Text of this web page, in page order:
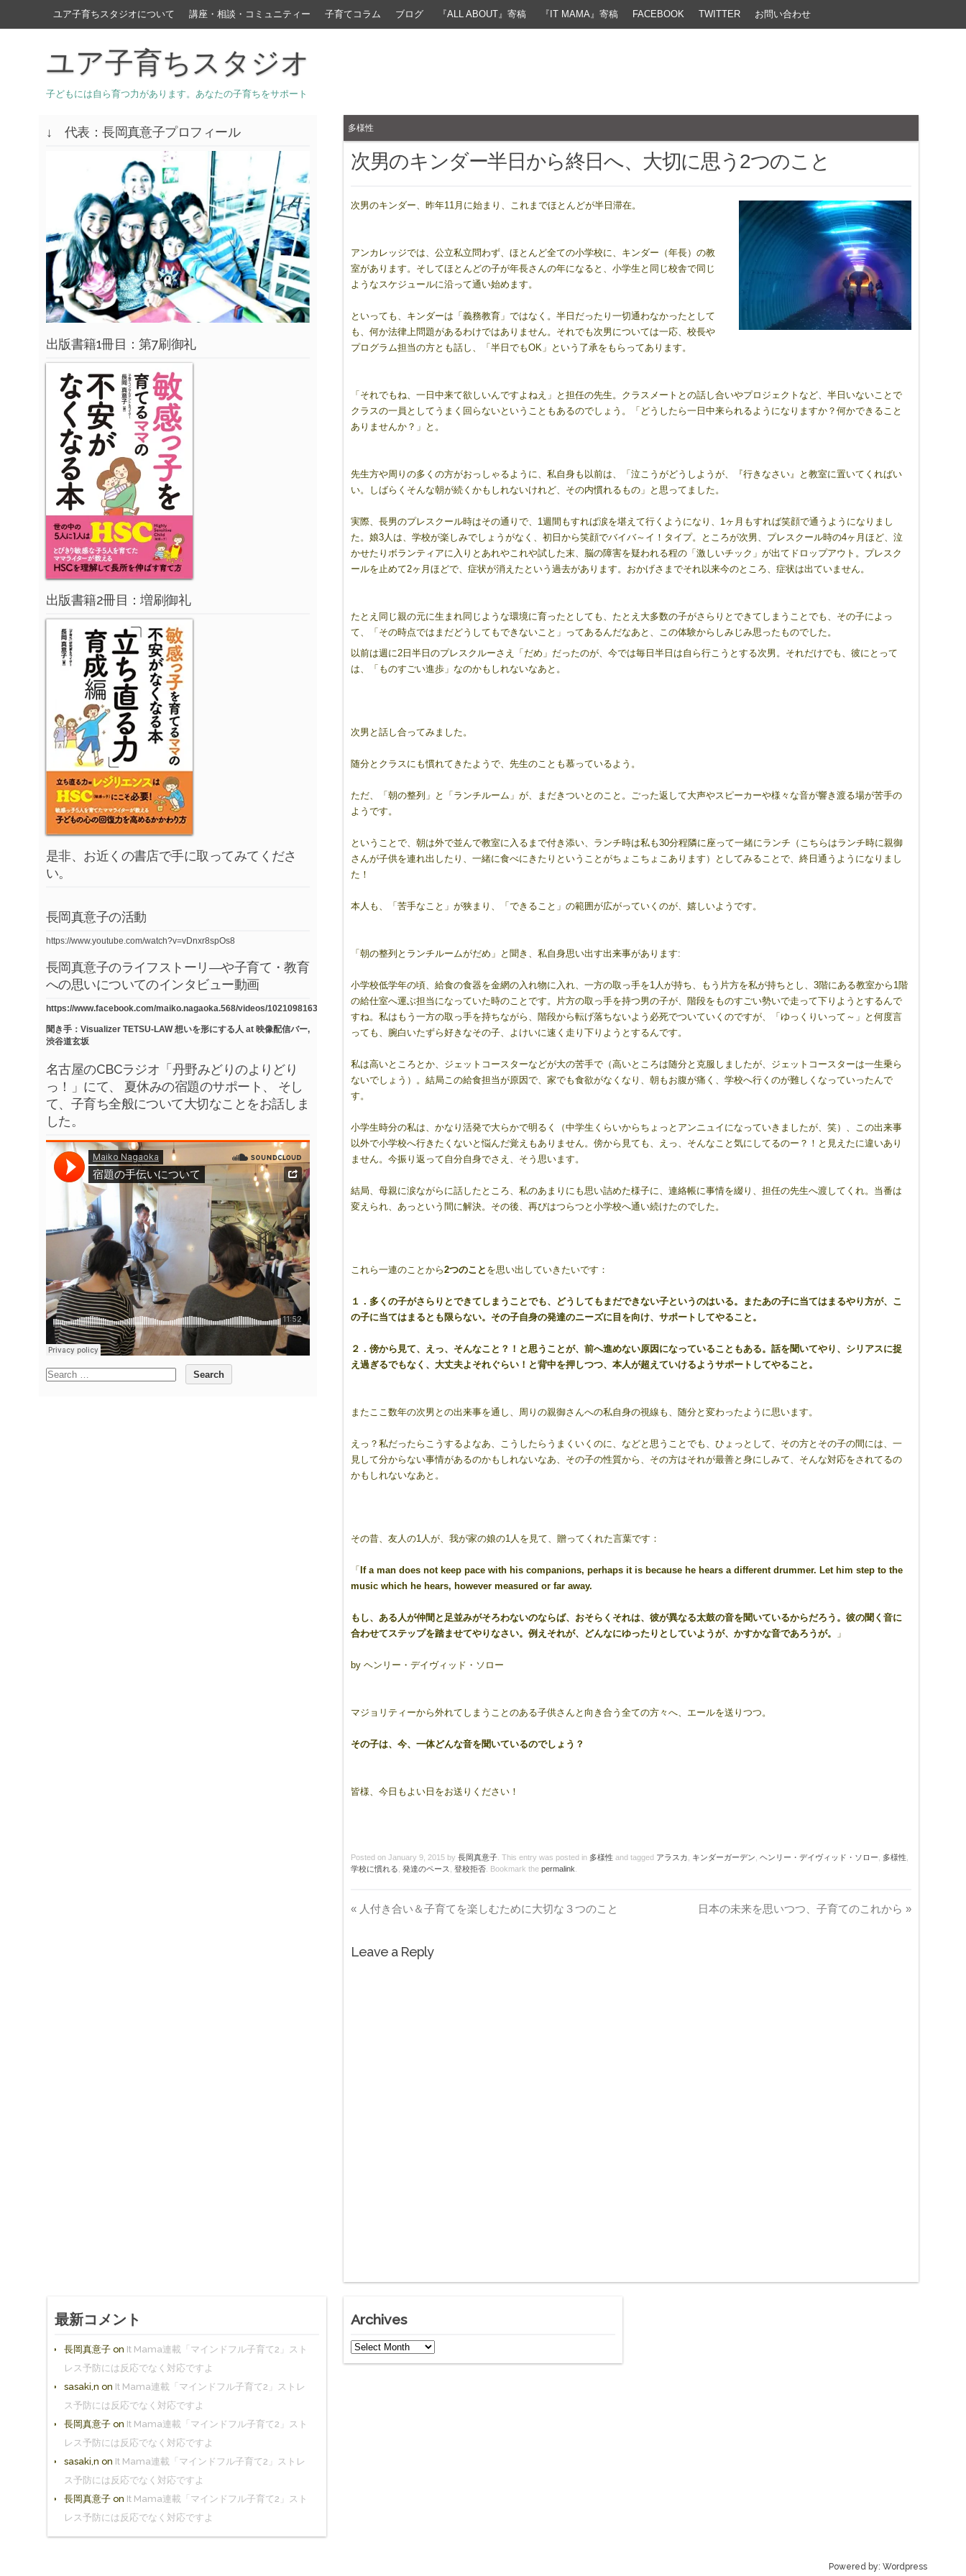
ユア子育ちスタジオについて 講座・相談・コミュニティー 子育てコラム ブログ 『ALL ABOUT』寄稿 『IT MAMA』寄稿 FACEBOOK TWITTER お問い合わせ
ユア子育ちスタジオ
子どもには自ら育つ力があります。あなたの子育ちをサポート
多様性
次男のキンダー半日から終日へ、大切に思う2つのこと
次男のキンダー、昨年11月に始まり、これまでほとんどが半日滞在。
アンカレッジでは、公立私立問わず、ほとんど全ての小学校に、キンダー（年長）の教
室があります。そしてほとんどの子が年長さんの年になると、小学生と同じ校舎で同じ
ようなスケジュールに沿って通い始めます。
といっても、キンダーは「義務教育」ではなく。半日だったり一切通わなかったとして
も、何か法律上問題があるわけではありません。それでも次男については一応、校長や
プログラム担当の方とも話し、「半日でもOK」という了承をもらってあります。
「それでもね、一日中来て欲しいんですよねえ」と担任の先生。クラスメートとの話し合いやプロジェクトなど、半日いないことで
クラスの一員としてうまく回らないということもあるのでしょう。「どうしたら一日中来られるようになりますか？何かできること
ありませんか？」と。
先生方や周りの多くの方がおっしゃるように、私自身も以前は、「泣こうがどうしようが、『行きなさい』と教室に置いてくればい
い。しばらくそんな朝が続くかもしれないけれど、その内慣れるもの」と思ってました。
実際、長男のプレスクール時はその通りで、1週間もすれば涙を堪えて行くようになり、1ヶ月もすれば笑顔で通うようになりまし
た。娘3人は、学校が楽しみでしょうがなく、初日から笑顔でバイバ～イ！タイプ。ところが次男、プレスクール時の4ヶ月ほど、泣
かせたりボランティアに入りとあれやこれや試した末、脳の障害を疑われる程の「激しいチック」が出てドロップアウト。プレスク
ールを止めて2ヶ月ほどで、症状が消えたという過去があります。おかげさまでそれ以来今のところ、症状は出ていません。
たとえ同じ親の元に生まれ同じような環境に育ったとしても、たとえ大多数の子がさらりとできてしまうことでも、その子によっ
て、「その時点ではまだどうしてもできないこと」ってあるんだなあと、この体験からしみじみ思ったものでした。
以前は週に2日半日のプレスクルーさえ「だめ」だったのが、今では毎日半日は自ら行こうとする次男。それだけでも、彼にとって
は、「ものすごい進歩」なのかもしれないなあと。
次男と話し合ってみました。
随分とクラスにも慣れてきたようで、先生のことも慕っているよう。
ただ、「朝の整列」と「ランチルーム」が、まだきついとのこと。ごった返して大声やスピーカーや様々な音が響き渡る場が苦手の
ようです。
ということで、朝は外で並んで教室に入るまで付き添い、ランチ時は私も30分程隣に座って一緒にランチ（こちらはランチ時に親御
さんが子供を連れ出したり、一緒に食べにきたりということがちょこちょこあります）としてみることで、終日通うようになりまし
た！
本人も、「苦手なこと」が狭まり、「できること」の範囲が広がっていくのが、嬉しいようです。
「朝の整列とランチルームがだめ」と聞き、私自身思い出す出来事があります:
小学校低学年の頃、給食の食器を金網の入れ物に入れ、一方の取っ手を1人が持ち、もう片方を私が持ちとし、3階にある教室から1階
の給仕室へ運ぶ担当になっていた時のことです。片方の取っ手を持つ男の子が、階段をものすごい勢いで走って下りようとするんで
すね。私はもう一方の取っ手を持ちながら、階段から転げ落ちないよう必死でついていくのですが、「ゆっくりいって～」と何度言
っても、腕白いたずら好きなその子、よけいに速く走り下りようとするんです。
私は高いところとか、ジェットコースターなどが大の苦手で（高いところは随分と克服しましたが、ジェットコースターは一生乗ら
ないでしょう）。結局この給食担当が原因で、家でも食欲がなくなり、朝もお腹が痛く、学校へ行くのが難しくなっていったんで
す。
小学生時分の私は、かなり活発で大らかで明るく（中学生くらいからちょっとアンニュイになっていきましたが、笑）、この出来事
以外で小学校へ行きたくないと悩んだ覚えもありません。傍から見ても、えっ、そんなこと気にしてるのー？！と見えたに違いあり
ません。今振り返って自分自身でさえ、そう思います。
結局、母親に涙ながらに話したところ、私のあまりにも思い詰めた様子に、連絡帳に事情を綴り、担任の先生へ渡してくれ。当番は
変えられ、あっという間に解決。その後、再びはつらつと小学校へ通い続けたのでした。
これら一連のことから2つのこと を思い出していきたいです：
１．多くの子がさらりとできてしまうことでも、どうしてもまだできない子というのはいる。またあの子に当てはまるやり方が、こ
の子に当てはまるとも限らない。その子自身の発達のニーズに目を向け、サポートしてやること。
２．傍から見て、えっ、そんなこと？！と思うことが、前へ進めない原因になっていることもある。話を聞いてやり、シリアスに捉
え過ぎるでもなく、大丈夫よそれぐらい！と背中を押しつつ、本人が超えていけるようサポートしてやること。
またここ数年の次男との出来事を通し、周りの親御さんへの私自身の視線も、随分と変わったように思います。
えっ？私だったらこうするよなあ、こうしたらうまくいくのに、などと思うことでも、ひょっとして、その方とその子の間には、一
見して分からない事情があるのかもしれないなあ、その子の性質から、その方はそれが最善と身にしみて、そんな対応をされてるの
かもしれないなあと。
その昔、友人の1人が、我が家の娘の1人を見て、贈ってくれた言葉です：
「If a man does not keep pace with his companions, perhaps it is because he hears a different drummer. Let him step to the
music which he hears, however measured or far away.
もし、ある人が仲間と足並みがそろわないのならば、おそらくそれは、彼が異なる太鼓の音を聞いているからだろう。彼の聞く音に
合わせてステップを踏ませてやりなさい。例えそれが、どんなにゆったりとしていようが、かすかな音であろうが。
」
by ヘンリー・デイヴィッド・ソロー
マジョリティーから外れてしまうことのある子供さんと向き合う全ての方々へ、エールを送りつつ。
その子は、今、一体どんな音を聞いているのでしょう？
皆様、今日もよい日をお送りください！
Posted on January 9, 2015 by 長岡真意子 . This entry was posted in 多様性 and tagged アラスカ キンダーガーデン ,ヘンリー・デイヴィッド・ソロー 多様性
学校に慣れる ,発達のペース ,登校拒否 . Bookmark thepermalink
« 人付き合い＆子育てを楽しむために大切な３つのこと 日本の未来を思いつつ、子育てのこれから »
Leave a Reply
↓ 代表：長岡真意子プロフィール
出版書籍1冊目：第7刷御礼
出版書籍2冊目：増刷御礼
是非、お近くの書店で手に取ってみてくださ
い。
長岡真意子の活動
https://www.youtube.com/watch?v=vDnxr8spOs8
長岡真意子のライフストーリ―や子育て・教育
への思いについてのインタビュー動画
https://www.facebook.com/maiko.nagaoka.568/videos/10210981638417544/
聞き手：Visualizer TETSU-LAW 想いを形にする人 at 映像配信バー,
渋谷道玄坂
名古屋のCBCラジオ「丹野みどりのよりどり
っ！」にて、 夏休みの宿題のサポート、 そし
て、子育ち全般について大切なことをお話しま
した。
最新コメント
長岡真意子 on It Mama連載「マインドフル子育て2」スト
レス予防には反応でなく対応ですよ
sasaki,n on It Mama連載「マインドフル子育て2」ストレ
ス予防には反応でなく対応ですよ
長岡真意子 on It Mama連載「マインドフル子育て2」スト
レス予防には反応でなく対応ですよ
sasaki,n on It Mama連載「マインドフル子育て2」ストレ
ス予防には反応でなく対応ですよ
長岡真意子 on It Mama連載「マインドフル子育て2」スト
レス予防には反応でなく対応ですよ
Archives
Powered by:Wordpress